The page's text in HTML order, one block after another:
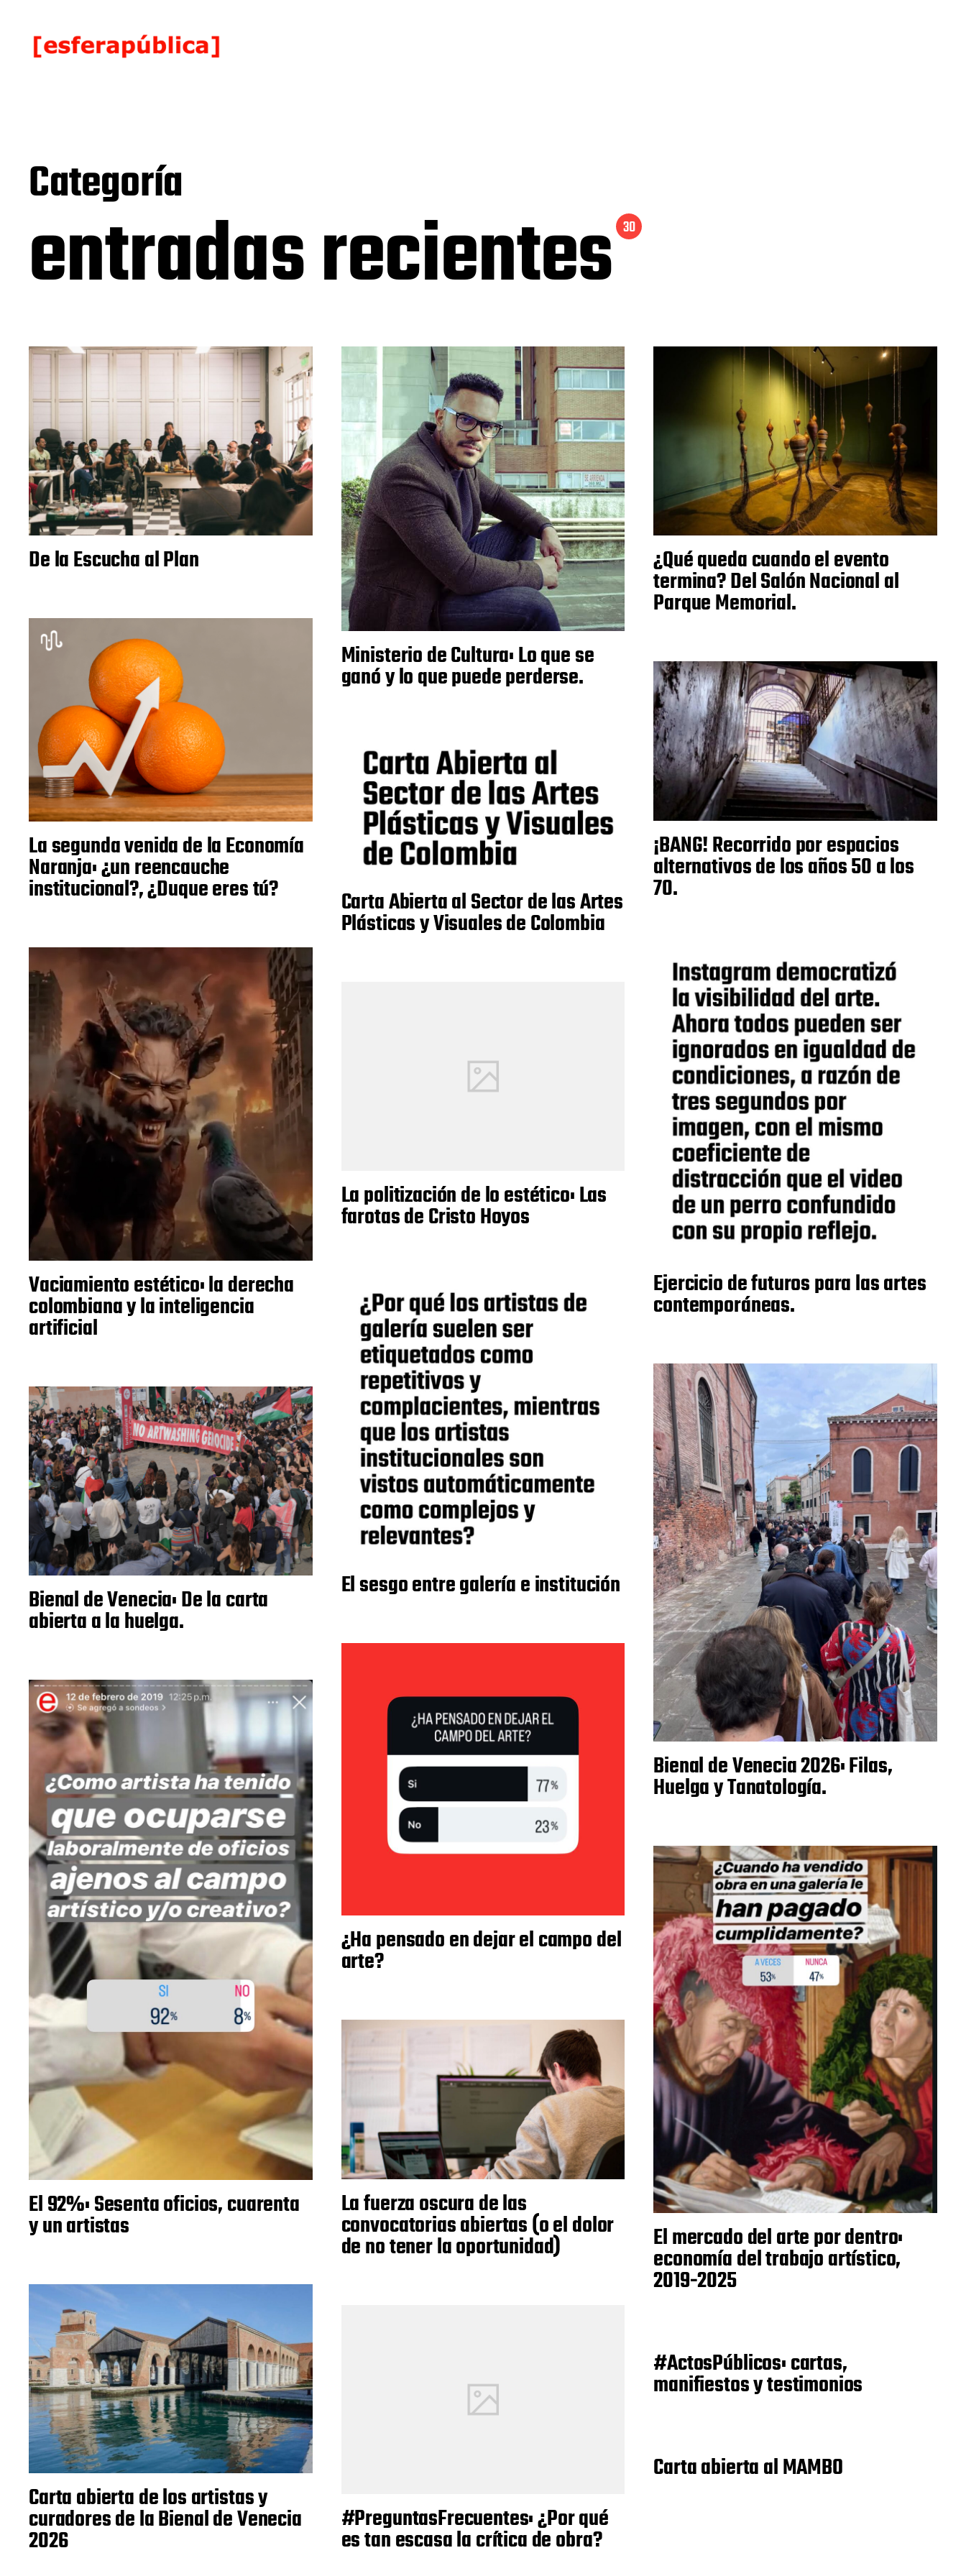
Categoría
entradas recientes30
De la Escucha al Plan
Ministerio de Cultura: Lo que se
ganó y lo que puede perderse.
¿Qué queda cuando el evento
termina? Del Salón Nacional al
Parque Memorial.
La segunda venida de la Economía
Naranja: ¿un reencauche
institucional?, ¿Duque eres tú?
¡BANG! Recorrido por espacios
alternativos de los años 50 a los
70.
Carta Abierta al Sector de las Artes
Plásticas y Visuales de Colombia
Ejercicio de futuros para las artes
contemporáneas.
Vaciamiento estético: la derecha
colombiana y la inteligencia
artificial
La politización de lo estético: Las
farotas de Cristo Hoyos
El sesgo entre galería e institución
Bienal de Venecia 2026: Filas,
Huelga y Tanatología.
Bienal de Venecia: De la carta
abierta a la huelga.
¿Ha pensado en dejar el campo del
arte?
El 92%: Sesenta oficios, cuarenta
y un artistas El mercado del arte por dentro:
economía del trabajo artístico,
2019-2025
La fuerza oscura de las
convocatorias abiertas (o el dolor
de no tener la oportunidad)
Carta abierta de los artistas y
curadores de la Bienal de Venecia
2026
#PreguntasFrecuentes: ¿Por qué
es tan escasa la crítica de obra?
#ActosPúblicos: cartas,
manifiestos y testimonios
Carta abierta al MAMBO